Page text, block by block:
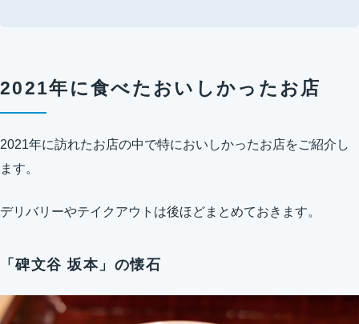
2021年に食べたおいしかったお店
2021年に訪れたお店の中で特においしかったお店をご紹介し
ます。
デリバリーやテイクアウトは後ほどまとめておきます。
「碑文谷 坂本」の懐石